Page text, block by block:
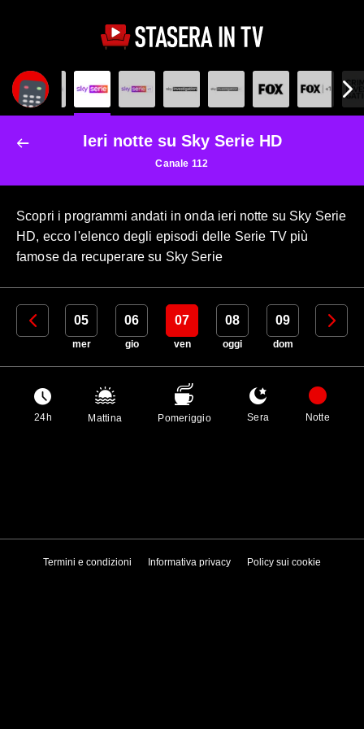
Ieri notte su Sky Serie HD
Canale 112
Scopri i programmi andati in onda ieri notte su Sky Serie
HD, ecco l'elenco degli episodi delle Serie TV più
famose da recuperare su Sky Serie
04 05
mer
06
gio
07
ven
08
oggi
09
dom
10
24h Mattina Pomeriggio Sera Notte
Termini e condizioni Informativa privacy Policy sui cookie